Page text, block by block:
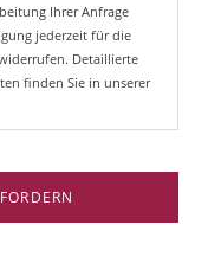
Ihrer Anfrage
jederzeit für die
Detaillierte
finden Sie in unserer